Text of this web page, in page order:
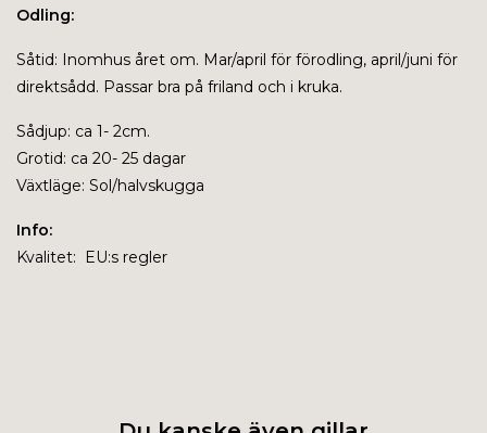
Odling:
Såtid: Inomhus året om. Mar/april för förodling, april/juni för
direktsådd. Passar bra på friland och i kruka.
Sådjup: ca 1- 2cm.
Grotid: ca 20- 25 dagar
Växtläge: Sol/halvskugga
Info:
Kvalitet: EU:s regler